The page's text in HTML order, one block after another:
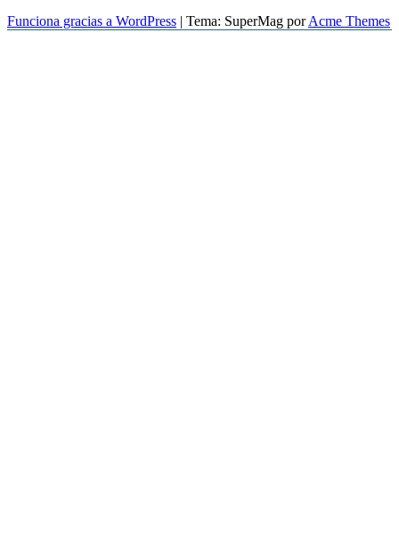
Funciona gracias a WordPress | Tema: SuperMag porAcme Themes